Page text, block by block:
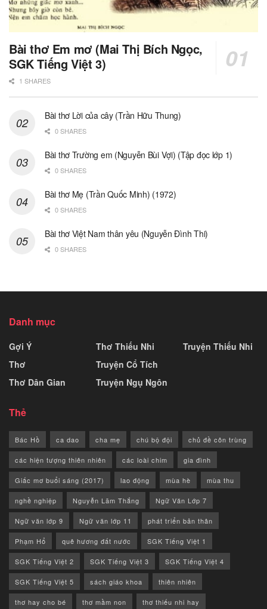
Bài thơ Em mơ (Mai Thị Bích Ngọc,
SGK Tiếng Việt 3)
1 SHARES
Bài thơ Lời của cây (Trần Hữu Thung)
0 SHARES
Bài thơ Trường em (Nguyễn Bùi Vợi) (Tập đọc lớp 1)
0 SHARES
Bài thơ Mẹ (Trần Quốc Minh) (1972)
0 SHARES
Bài thơ Việt Nam thân yêu (Nguyễn Đình Thi)
0 SHARES
Danh mục
Gợi Ý
Thơ
Thơ Dân Gian
Thơ Thiếu Nhi
Truyện Cổ Tích
Truyện Ngụ Ngôn
Truyện Thiếu Nhi
Thẻ
Bác Hồ ca dao cha mẹ chú bộ đội chủ đề côn trùng
các hiện tượng thiên nhiên các loài chim gia đình
Giấc mơ buổi sáng (2017) lao động mùa hè mùa thu
nghề nghiệp Nguyễn Lãm Thắng Ngữ Văn Lớp 7
Ngữ văn lớp 9 Ngữ văn lớp 11 phát triển bản thân
Phạm Hổ quê hương đất nước SGK Tiếng Việt 1
SGK Tiếng Việt 2 SGK Tiếng Việt 3 SGK Tiếng Việt 4
SGK Tiếng Việt 5 sách giáo khoa thiên nhiên
thơ hay cho bé thơ mầm non thơ thiếu nhi hay